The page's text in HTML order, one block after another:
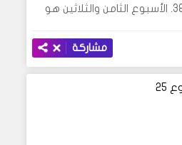
أعراض الحمل في الأسبوع 38. الأسبوع الثامن والثلاثين هو
مشاركة